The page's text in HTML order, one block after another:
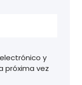
y
próxima vez